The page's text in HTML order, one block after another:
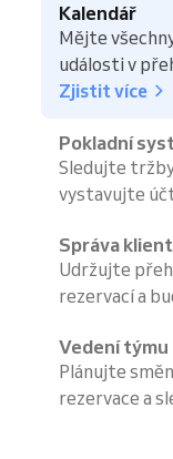
Kalendář
Mějte
události v
Zjistit více
Pokladní
Sledujte
vystavujte
Správa
Udržujte
rezervací a
Vedení týmu
Plánujte
rezervace a